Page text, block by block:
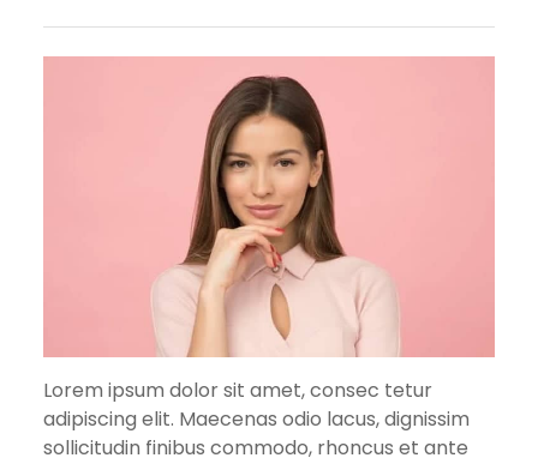
Lorem ipsum dolor sit amet, consec tetur
adipiscing elit. Maecenas odio lacus, dignissim
sollicitudin finibus commodo, rhoncus et ante